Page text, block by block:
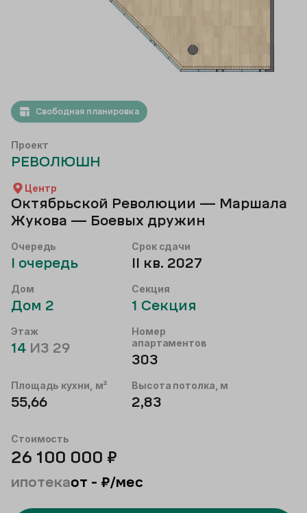
Свободная планировка
Проект
РЕВОЛЮШН
Центр
Октябрьской Революции — Маршала
Жукова — Боевых дружин
Очередь
I очередь
Срок сдачи
II кв. 2027
Дом
Дом 2
Секция
1 Секция
Этаж
14 ИЗ 29
Номер
апартаментов
303
Площадь кухни, м²
55,66
Высота потолка, м
2,83
Стоимость
26 100 000 ₽
ипотекаот - ₽/мес